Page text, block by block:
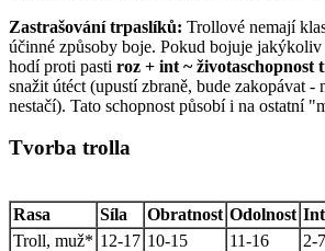
Zastrašování trpaslíků: Trollové nemají
účinné způsoby boje. Pokud bojuje
hodí proti pasti roz + int ~
snažit útéct (upustí zbraně, bude zakopávat
nestačí). Tato schopnost působí i na ostatní
Tvorba trolla
Rasa Síla Obratnost Odolnost
Troll, muž* 12-17 10-15 11-16 2-7